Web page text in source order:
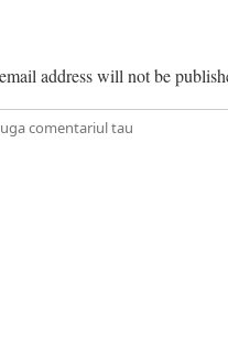
address will not be